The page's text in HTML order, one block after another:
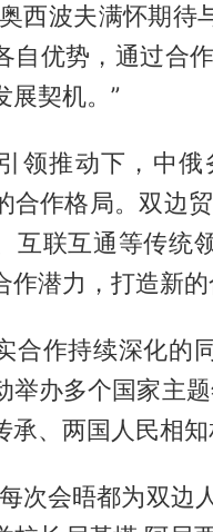
西波夫满怀期待
自优势，通过合
展契机。”
领推动下，中
合作格局。双边
互联互通等传统
作潜力，打造新的
合作持续深化的
举办多个国家主
承、两国人民相知
次会晤都为双边